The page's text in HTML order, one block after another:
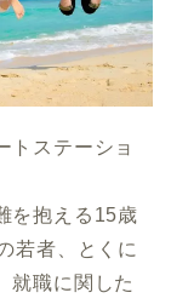
トステーショ
を抱える15歳
若者、とくに
就職に関した